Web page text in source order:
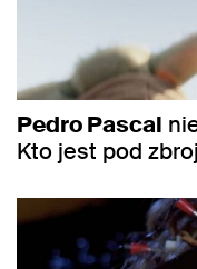
Pedro Pascal
Kto jest pod